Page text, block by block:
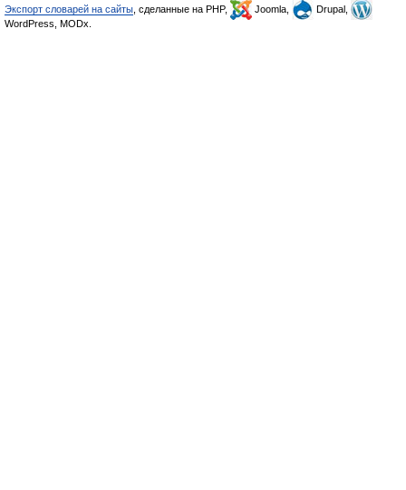
Экспорт словарей на сайты , сделанные на PHP, Joomla,
Drupal,
WordPress, MODx.